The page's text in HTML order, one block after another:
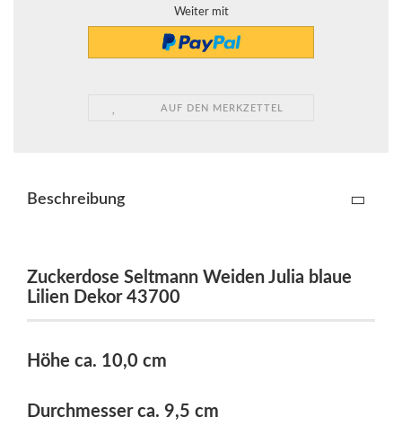
Weiter mit
AUF DEN MERKZETTEL
Beschreibung
Zuckerdose Seltmann Weiden Julia blaue
Lilien Dekor 43700
Höhe ca. 10,0 cm
Durchmesser ca. 9,5 cm